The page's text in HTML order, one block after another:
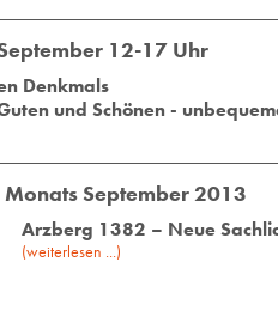
12-17 Uhr
Denkmals
und Schönen -
September 2013
Arzberg 1382 – Neue
(weiterlesen ...)